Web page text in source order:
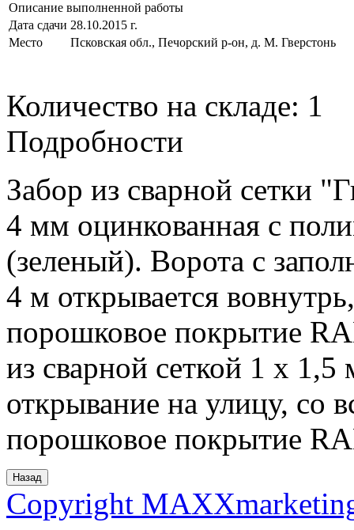
Описание выполненной работы
Дата сдачи 28.10.2015 г.
Место
Псковская обл., Печорский р-он, д. М. Гверстонь
Количество на складе: 1
Подробности
Забор из сварной сетки
4 мм оцинкованная с
(зеленый). Ворота с
4 м открывается
порошковое покрытие
из сварной сеткой 1 х 1,5
открывание на улицу, со
порошковое покрытие
Copyright